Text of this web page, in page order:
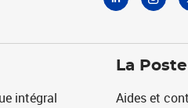
intégral
La
Aides et